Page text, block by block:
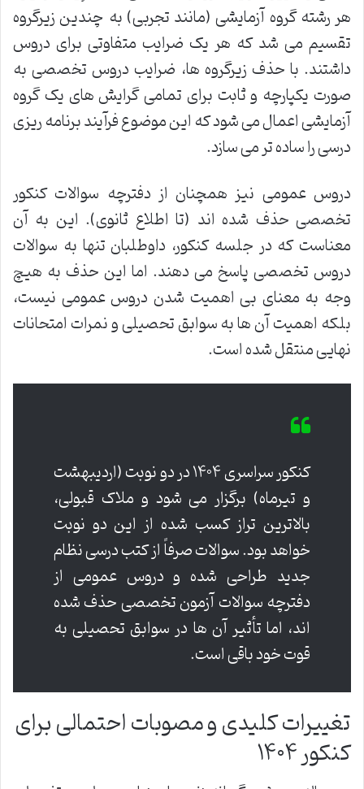
هر رشته گروه آزمایشی (مانند تجربی) به چندین زیرگروه
تقسیم می شد که هر یک ضرایب متفاوتی برای دروس
داشتند. با حذف زیرگروه ها، ضرایب دروس تخصصی به
صورت یکپارچه و ثابت برای تمامی گرایش های یک گروه
آزمایشی اعمال می شود که این موضوع فرآیند برنامه ریزی
درسی را ساده تر می سازد.
دروس عمومی نیز همچنان از دفترچه سوالات کنکور
تخصصی حذف شده اند (تا اطلاع ثانوی). این به آن
معناست که در جلسه کنکور، داوطلبان تنها به سوالات
دروس تخصصی پاسخ می دهند. اما این حذف به هیچ
وجه به معنای بی اهمیت شدن دروس عمومی نیست،
بلکه اهمیت آن ها به سوابق تحصیلی و نمرات امتحانات
نهایی منتقل شده است.
کنکور سراسری ۱۴۰۴ در دو نوبت (اردیبهشت
و تیرماه) برگزار می شود و ملاک قبولی،
بالاترین تراز کسب شده از این دو نوبت
خواهد بود. سوالات صرفاً از کتب درسی نظام
جدید طراحی شده و دروس عمومی از
دفترچه سوالات آزمون تخصصی حذف شده
اند، اما تأثیر آن ها در سوابق تحصیلی به
قوت خود باقی است.
تغییرات کلیدی و مصوبات احتمالی برای
کنکور ۱۴۰۴